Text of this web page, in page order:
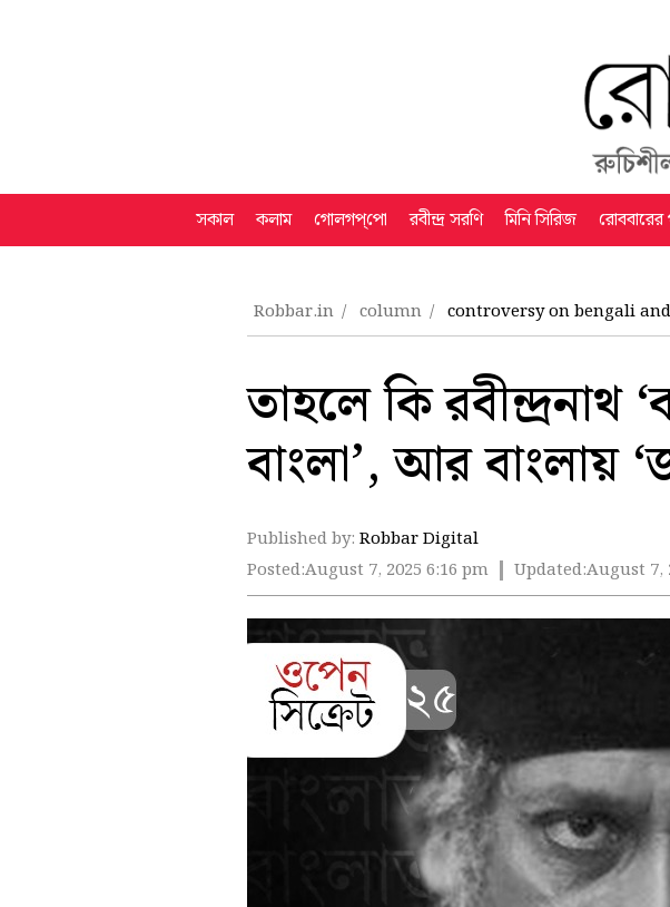
সকাল কলাম গোলগপ্‌পো রবীন্দ্র সরণি মিনি সিরিজ রোববারের
Robbar.in column controversy on bengali
তাহলে কি রবীন্দ্রনাথ
বাংলা’, আর বাংলায়
Published by: Robbar Digital
Posted:August 7, 2025 6:16 pm Updated:August 7,